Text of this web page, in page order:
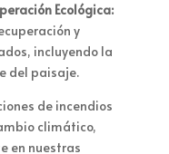
Ecológica:
y
incluyendo la
del paisaje.
de incendios
climático,
en nuestras